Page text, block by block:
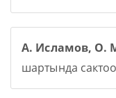
А. Исламов, О.
шартында